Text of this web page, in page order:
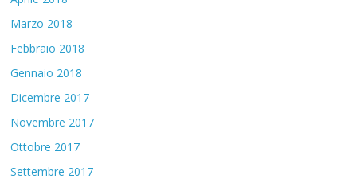
Marzo 2018
Febbraio 2018
Gennaio 2018
Dicembre 2017
Novembre 2017
Ottobre 2017
Settembre 2017